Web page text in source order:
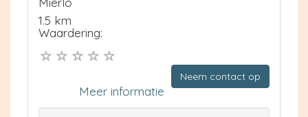
1.5 km
Waardering:
Neem contact op
Meer informatie